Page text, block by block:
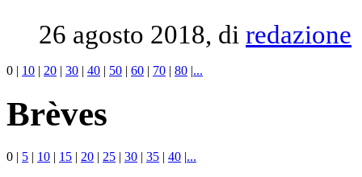
26 agosto 2018, di redazione
0 | 10 | 20 | 30 | 40 | 50 | 60 | 70 | 80 |...
Brèves
0 | 5 | 10 | 15 | 20 | 25 | 30 | 35 | 40 |...